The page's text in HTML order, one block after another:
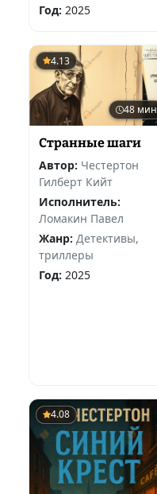
Год: 2025
4.13
48 мин
Странные шаги
Автор: Честертон
Гилберт Кийт
Исполнитель:
Ломакин Павел
Жанр: Детективы,
триллеры
Год: 2025
4.08